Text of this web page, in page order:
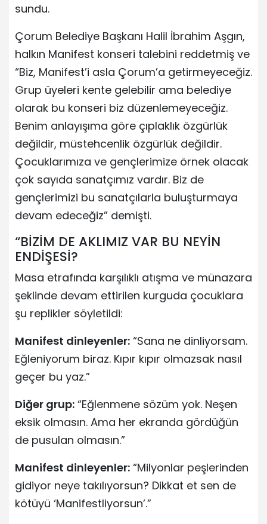
sundu.
Çorum Belediye Başkanı Halil İbrahim Aşgın,
halkın Manifest konseri talebini reddetmiş ve
“Biz, Manifest’i asla Çorum’a getirmeyeceğiz.
Grup üyeleri kente gelebilir ama belediye
olarak bu konseri biz düzenlemeyeceğiz.
Benim anlayışıma göre çıplaklık özgürlük
değildir, müstehcenlik özgürlük değildir.
Çocuklarımıza ve gençlerimize örnek olacak
çok sayıda sanatçımız vardır. Biz de
gençlerimizi bu sanatçılarla buluşturmaya
devam edeceğiz” demişti.
“BİZİM DE AKLIMIZ VAR BU NEYİN
ENDİŞESİ?
Masa etrafında karşılıklı atışma ve münazara
şeklinde devam ettirilen kurguda çocuklara
şu replikler söyletildi:
Manifest dinleyenler: “Sana ne dinliyorsam.
Eğleniyorum biraz. Kıpır kıpır olmazsak nasıl
geçer bu yaz.”
Diğer grup: “Eğlenmene sözüm yok. Neşen
eksik olmasın. Ama her ekranda gördüğün
de pusulan olmasın.”
Manifest dinleyenler: “Milyonlar peşlerinden
gidiyor neye takılıyorsun? Dikkat et sen de
kötüyü ‘Manifestliyorsun’.”